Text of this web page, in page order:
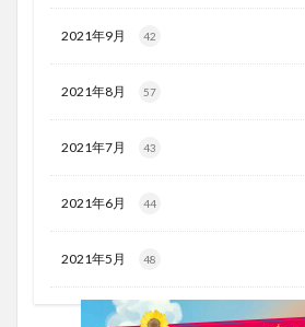
2021年9月 42
2021年8月 57
2021年7月 43
2021年6月 44
2021年5月 48